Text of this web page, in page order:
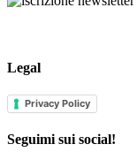
Legal
Privacy Policy
Seguimi sui social!